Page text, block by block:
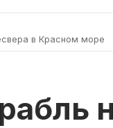
в Красном море